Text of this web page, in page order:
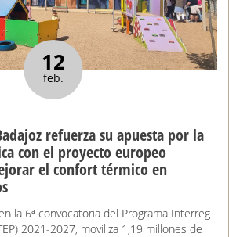
12
feb.
refuerza su apuesta por la
con el proyecto europeo
el confort térmico en
la 6ª convocatoria del Programa Interreg
2021-2027, moviliza 1,19 millones de